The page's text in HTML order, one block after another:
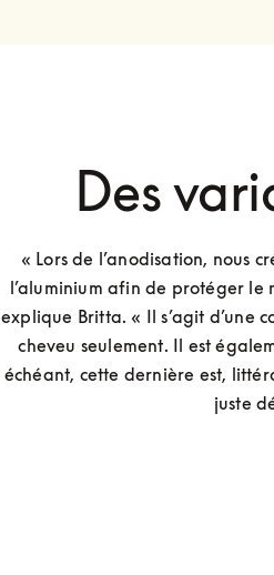
Des
« Lors de l’anodisation, nous
l’aluminium afin de protéger le
explique Britta. « Il s’agit d’une
cheveu seulement. Il est
échéant, cette dernière est,
juste